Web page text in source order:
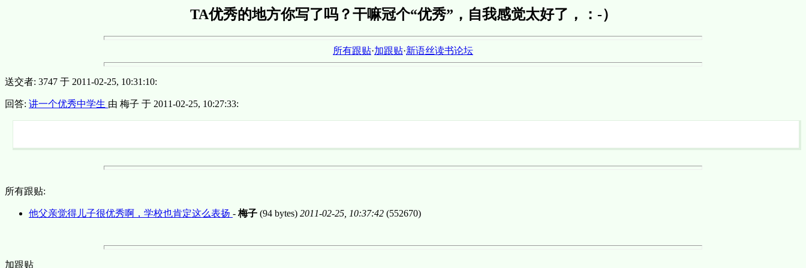
TA优秀的地方你写了吗？干嘛冠个“优秀”，自我感觉太好了，：-）
所有跟贴·加跟贴·新语丝读书论坛
送交者: 3747 于 2011-02-25, 10:31:10:
回答: 讲一个优秀中学生 由 梅子 于 2011-02-25, 10:27:33:
所有跟贴:
他父亲觉得儿子很优秀啊，学校也肯定这么表扬 - 梅子 (94 bytes) 2011-02-25, 10:37:42 (552670)
加跟贴